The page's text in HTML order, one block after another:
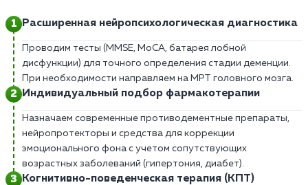
Расширенная нейропсихологическая диагностика
Проводим тесты (MMSE, MoCA, батарея лобной
дисфункции) для точного определения стадии деменции.
При необходимости направляем на МРТ головного мозга.
Индивидуальный подбор фармакотерапии
Назначаем современные противодементные препараты,
нейропротекторы и средства для коррекции
эмоционального фона с учетом сопутствующих
возрастных заболеваний (гипертония, диабет).
Когнитивно-поведенческая терапия (КПТ)